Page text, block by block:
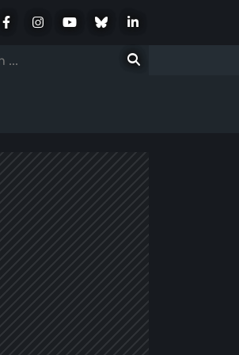
FacebookInstagramYoutubeBlueskyLinkedIn